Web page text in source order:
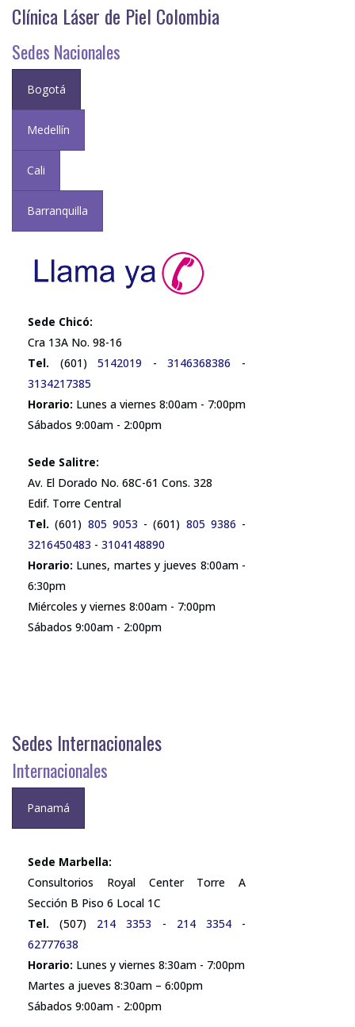
Clínica Láser de Piel Colombia
Sedes Nacionales
Bogotá
Medellín
Cali
Barranquilla
Sede Chicó:
Cra 13A No. 98-16
Tel. (601)5142019 -3146368386 -
3134217385
Horario: Lunes a viernes 8:00am - 7:00pm
Sábados 9:00am - 2:00pm
Sede Salitre:
Av. El Dorado No. 68C-61 Cons. 328
Edif. Torre Central
Tel. (601) 805 9053 - (601) 805 9386 -
3216450483 - 3104148890
Horario: Lunes, martes y jueves 8:00am -
6:30pm
Miércoles y viernes 8:00am - 7:00pm
Sábados 9:00am - 2:00pm
Sedes Internacionales
Internacionales
Panamá
Sede Marbella:
Consultorios Royal Center Torre A
Sección B Piso 6 Local 1C
Tel. (507) 214 3353 - 214 3354-
62777638
Horario: Lunes y viernes 8:30am - 7:00pm
Martes a jueves 8:30am – 6:00pm
Sábados 9:00am - 2:00pm